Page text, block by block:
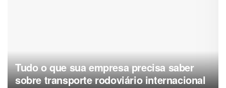
Tudo o que sua empresa precisa saber
sobre transporte rodoviário internacional